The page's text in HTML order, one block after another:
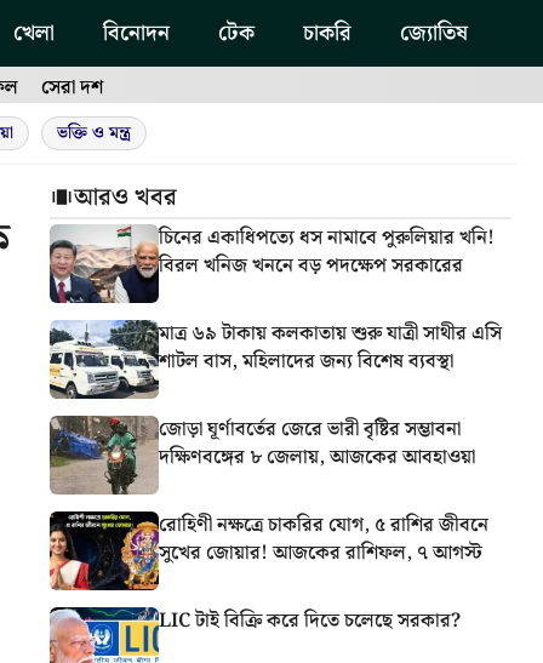
খেলা বিনোদন টেক চাকরি জ্যোতিষ
সেরা দশ
ভক্তি ও মন্ত্র
আরও খবর
চিনের একাধিপত্যে ধস নামাবে পুরুলিয়ার খনি!
বিরল খনিজ খননে বড় পদক্ষেপ সরকারের
মাত্র ৬৯ টাকায় কলকাতায় শুরু যাত্রী সাথীর এসি
শাটল বাস, মহিলাদের জন্য বিশেষ ব্যবস্থা
জোড়া ঘূর্ণাবর্তের জেরে ভারী বৃষ্টির সম্ভাবনা
দক্ষিণবঙ্গের ৮ জেলায়, আজকের আবহাওয়া
রোহিণী নক্ষত্রে চাকরির যোগ, ৫ রাশির জীবনে
সুখের জোয়ার! আজকের রাশিফল, ৭ আগস্ট
LIC টাই বিক্রি করে দিতে চলেছে সরকার?